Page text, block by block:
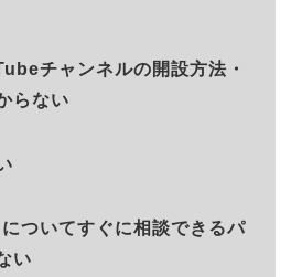
チャンネルの開設方法・
らない
ついてすぐに相談できるパ
い